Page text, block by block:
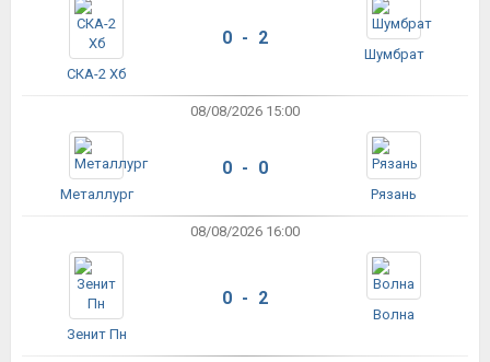
СКА-2 Хб
0 - 2
Шумбрат
08/08/2026 15:00
Металлург
0 - 0
Рязань
08/08/2026 16:00
Зенит Пн
0 - 2
Волна